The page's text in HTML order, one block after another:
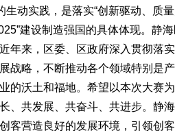
生动实践，是落实“创新驱动、质
建设制造强国的具体体现。静
年来，区委、区政府深入贯彻落
战略，不断推动各个领域特别是
的沃土和福地。希望以本次大赛
、共发展、共奋斗、共进步。静
客营造良好的发展环境，引领创